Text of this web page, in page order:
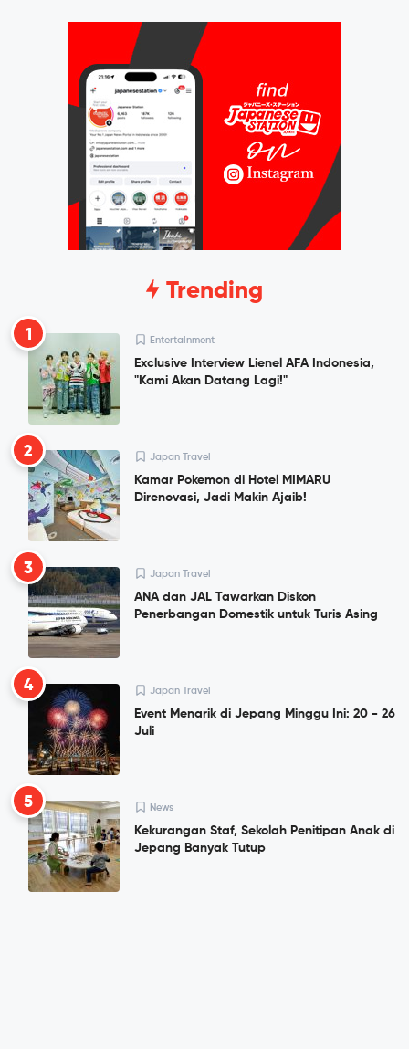
Trending
1 Entertainment
Exclusive Interview Lienel AFA Indonesia,
"Kami Akan Datang Lagi!"
2 Japan Travel
Kamar Pokemon di Hotel MIMARU
Direnovasi, Jadi Makin Ajaib!
3 Japan Travel
ANA dan JAL Tawarkan Diskon
Penerbangan Domestik untuk Turis Asing
4 Japan Travel
Event Menarik di Jepang Minggu Ini: 20 - 26
Juli
5 News
Kekurangan Staf, Sekolah Penitipan Anak di
Jepang Banyak Tutup